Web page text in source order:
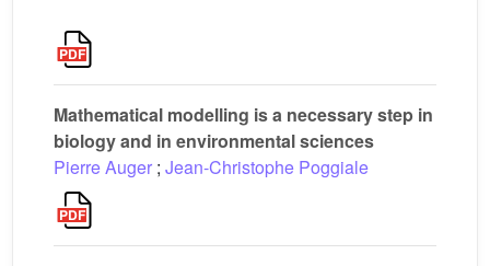
Mathematical modelling is a necessary step in
biology and in environmental sciences
Pierre Auger ; Jean-Christophe Poggiale